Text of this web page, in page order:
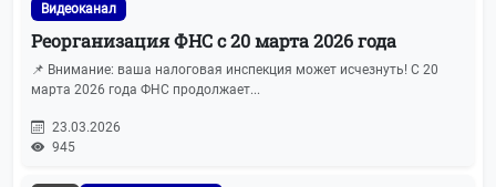
Видеоканал
Реорганизация ФНС с 20 марта 2026 года
📌 Внимание: ваша налоговая инспекция может исчезнуть! С 20
марта 2026 года ФНС продолжает...
23.03.2026
945